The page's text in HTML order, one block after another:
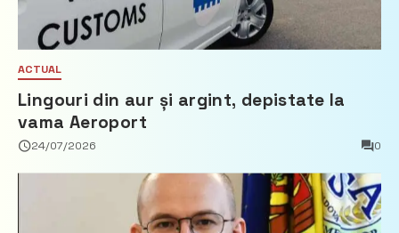
ACTUAL
Lingouri din aur și argint, depistate la
vama Aeroport
24/07/2026 0